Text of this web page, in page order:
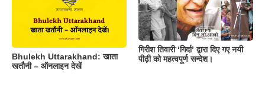
Bhulekh Uttarakhand: खाता
खतौनी – ऑनलाइन देखें
गिरीश तिवारी ‘गिर्दा’ द्वारा दिए गए नयी
पीढ़ी को महत्वपूर्ण सन्देश।